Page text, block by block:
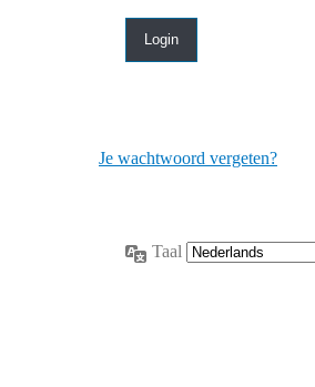
Je wachtwoord vergeten?
Taal